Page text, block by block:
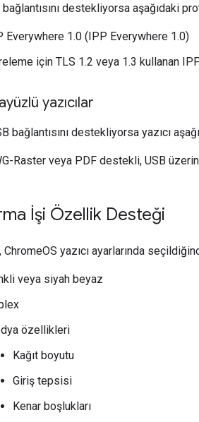
bağlantısını destekliyorsa aşağıdaki
Everywhere 1.0 (IPP Everywhere 1.0)
için TLS 1.2 veya 1.3 kullanan
yazıcılar
bağlantısını destekliyorsa yazıcı
Raster veya PDF destekli, USB
İşi Özellik Desteği
ChromeOS yazıcı ayarlarında
veya siyah beyaz
özellikleri
Kağıt boyutu
Giriş tepsisi
Kenar boşlukları